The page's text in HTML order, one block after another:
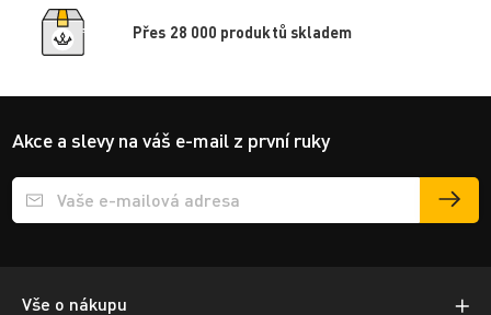
Přes 28 000 produktů skladem
Akce a slevy na váš e-mail z první ruky
Přihlášení e-mailu k odběru
Vše o nákupu